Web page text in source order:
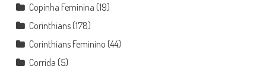
Copinha Feminina (19)
Corinthians(178)
Corinthians Feminino (44)
Corrida (5)